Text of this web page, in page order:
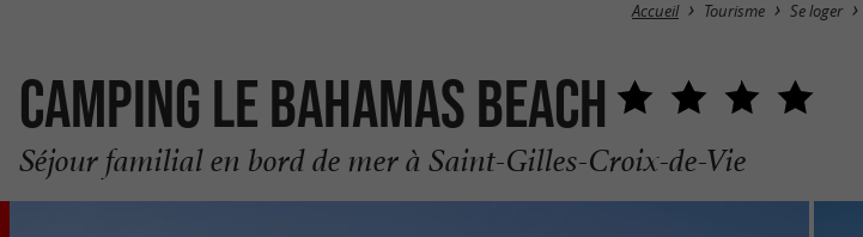
Accueil Tourisme Se loger
Camping Le Bahamas Beach
Séjour familial en bord de mer à Saint-Gilles-Croix-de-Vie